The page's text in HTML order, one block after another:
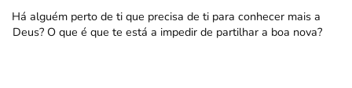
Há alguém perto de ti que precisa de ti para conhecer mais a
Deus? O que é que te está a impedir de partilhar a boa nova?